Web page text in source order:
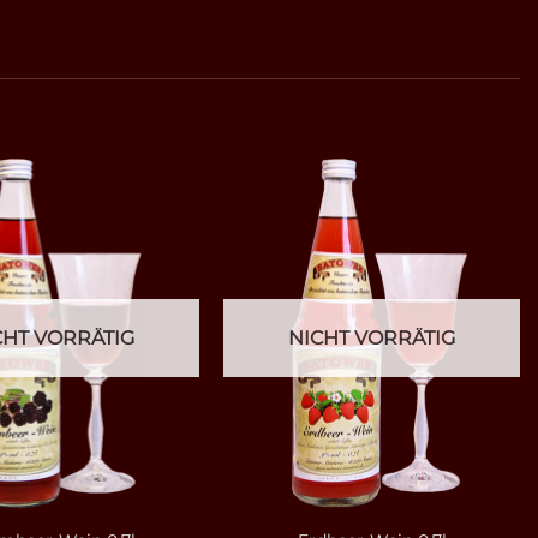
VORRÄTIG NICHT VORRÄTIG